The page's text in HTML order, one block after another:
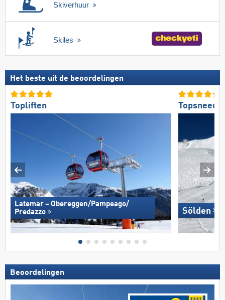
Skiverhuur
Skiles
Het beste uit de beoordelingen
Topliften
Latemar – Obereggen/​Pampeago/​
Predazzo
Sölden
Beoordelingen